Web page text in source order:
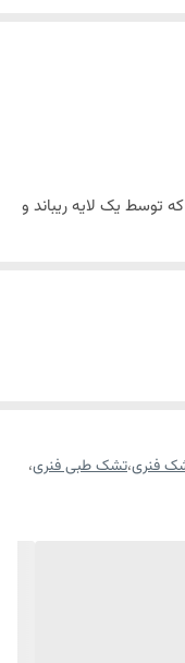
دارای اسکلت بونل سوپر تقویت با مفتول 4/2 که توسط یک لایه ریباند و
فنری،تشک طبی فنری،